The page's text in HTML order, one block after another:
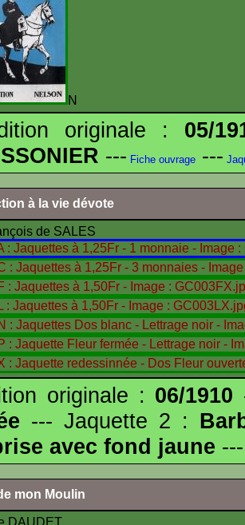
N
originale : 05/
--- Fiche ouvrage ---
à la vie dévote
de SALES
originale : 06/1910
--- Jaquette 2 :
avec fond jaune ---
mon Moulin
DAUDET